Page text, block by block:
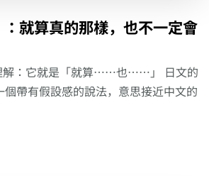
：就算真的那樣，也不一定會
解：它就是「就算……也……」 日文的
個帶有假設感的說法，意思接近中文的